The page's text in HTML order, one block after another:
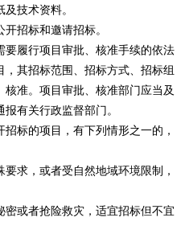
技术资料。
标和邀请招标。
行项目审批、核准手续的依法
其招标范围、招标方式、招标组
准。项目审批、核准部门应当及
有关行政监督部门。
的项目，有下列情形之一的，
求，或者受自然地域环境限制，
或者抢险救灾，适宜招标但不宜